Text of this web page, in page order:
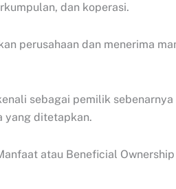
dan koperasi.
perusahaan dan menerima
sebagai pemilik sebenarnya
yang ditetapkan.
atau Beneficial